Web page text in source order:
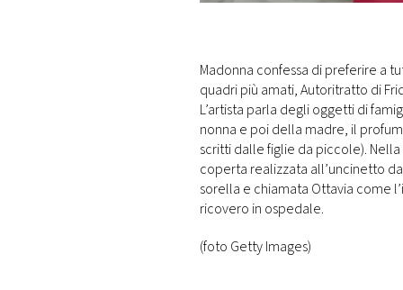
Madonna confessa di preferire a
quadri più amati, Autoritratto di
L’artista parla degli oggetti di
nonna e poi della madre, il
scritti dalle figlie da piccole).
coperta realizzata all’uncinetto
sorella e chiamata Ottavia come
ricovero in ospedale.
(foto Getty Images)